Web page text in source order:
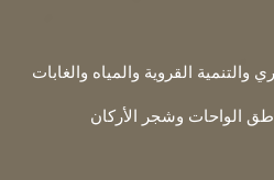
والتنمية القروية والمياه والغابات
الواحات وشجر الأركان